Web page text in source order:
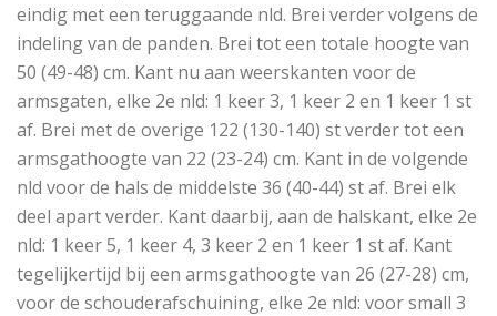
eindig met een teruggaande nld. Brei verder volgens de
indeling van de panden. Brei tot een totale hoogte van
50 (49-48) cm. Kant nu aan weerskanten voor de
armsgaten, elke 2e nld: 1 keer 3, 1 keer 2 en 1 keer 1 st
af. Brei met de overige 122 (130-140) st verder tot een
armsgathoogte van 22 (23-24) cm. Kant in de volgende
nld voor de hals de middelste 36 (40-44) st af. Brei elk
deel apart verder. Kant daarbij, aan de halskant, elke 2e
nld: 1 keer 5, 1 keer 4, 3 keer 2 en 1 keer 1 st af. Kant
tegelijkertijd bij een armsgathoogte van 26 (27-28) cm,
voor de schouderafschuining, elke 2e nld: voor small 3